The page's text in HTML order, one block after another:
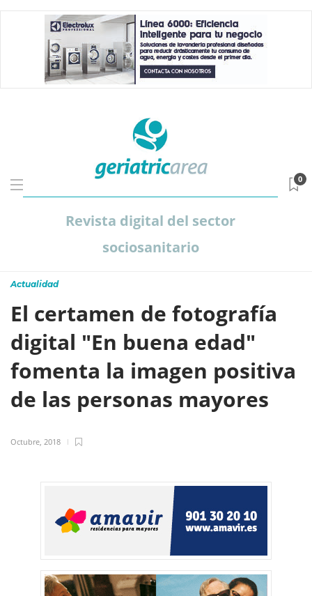
Revista digital del sector
sociosanitario
0
Actualidad
El certamen de fotografía
digital "En buena edad"
fomenta la imagen positiva
de las personas mayores
Octubre, 2018